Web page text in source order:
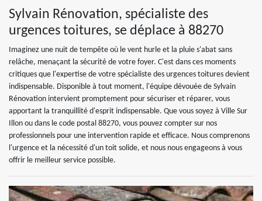
Sylvain Rénovation, spécialiste des
urgences toitures, se déplace à 88270
Imaginez une nuit de tempête où le vent hurle et la pluie s'abat sans
relâche, menaçant la sécurité de votre foyer. C'est dans ces moments
critiques que l'expertise de votre spécialiste des urgences toitures devient
indispensable. Disponible à tout moment, l'équipe dévouée de Sylvain
Rénovation intervient promptement pour sécuriser et réparer, vous
apportant la tranquillité d'esprit indispensable. Que vous soyez à Ville Sur
Illon ou dans le code postal 88270, vous pouvez compter sur nos
professionnels pour une intervention rapide et efficace. Nous comprenons
l'urgence et la nécessité d'un toit solide, et nous nous engageons à vous
offrir le meilleur service possible.